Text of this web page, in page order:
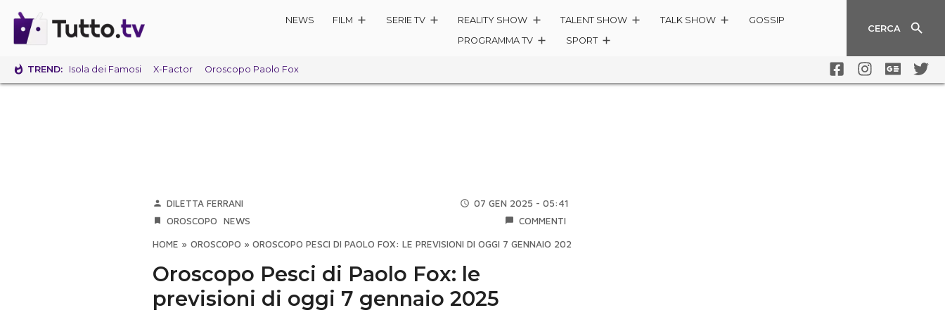
NEWS FILM SERIE TV REALITY SHOW TALENT SHOW TALK SHOW
GOSSIP
PROGRAMMA TV
SPORT
CERCA
TREND: Isola dei Famosi X-Factor Oroscopo Paolo Fox
DILETTA FERRANI
07 GEN 2025 - 05:41
OROSCOPO
NEWS COMMENTI
HOME » OROSCOPO » OROSCOPO PESCI DI PAOLO FOX: LE PREVISIONI DI OGGI 7 GENNAIO 2025
Oroscopo Pesci di Paolo Fox: le
previsioni di oggi 7 gennaio 2025